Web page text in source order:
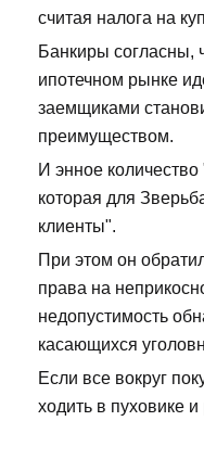
считая налога на
Банкиры согласны,
ипотечном рынке
заемщиками
преимуществом.
И энное
которая для
клиенты".
При этом он
права на
недопустимость
касающихся
Если все вокруг
ходить в пуховике